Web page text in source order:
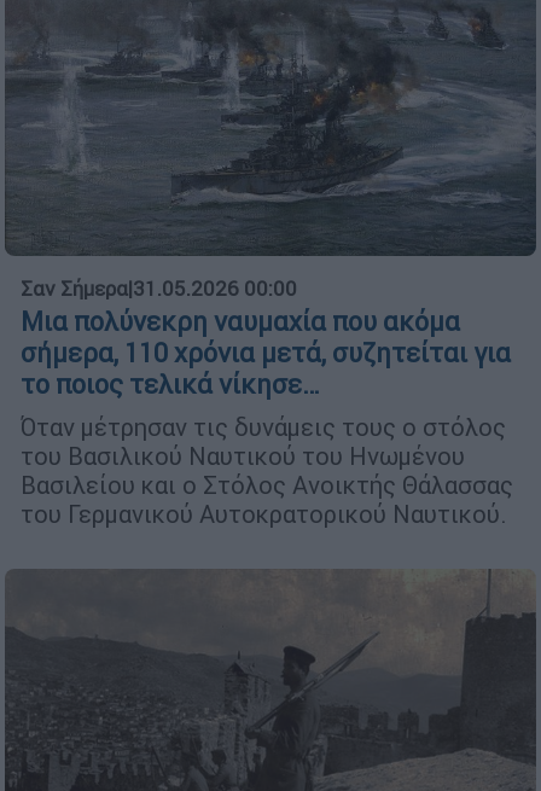
Σαν Σήμερα|31.05.2026 00:00
Μια πολύνεκρη ναυμαχία που ακόμα
σήμερα, 110 χρόνια μετά, συζητείται για
το ποιος τελικά νίκησε…
Όταν μέτρησαν τις δυνάμεις τους ο στόλος
του Βασιλικού Ναυτικού του Ηνωμένου
Βασιλείου και ο Στόλος Ανοικτής Θάλασσας
του Γερμανικού Αυτοκρατορικού Ναυτικού.